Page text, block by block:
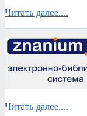
Читать далее....
Читать далее....